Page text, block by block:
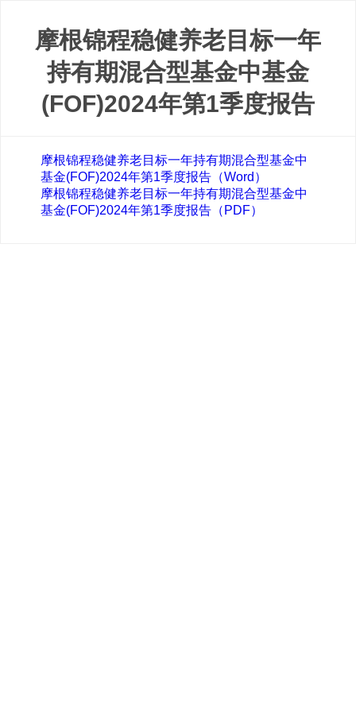
摩根锦程稳健养老目标一年
持有期混合型基金中基金
(FOF)2024年第1季度报告
摩根锦程稳健养老目标一年持有期混合型基金中
基金(FOF)2024年第1季度报告（Word）
摩根锦程稳健养老目标一年持有期混合型基金中
基金(FOF)2024年第1季度报告（PDF）